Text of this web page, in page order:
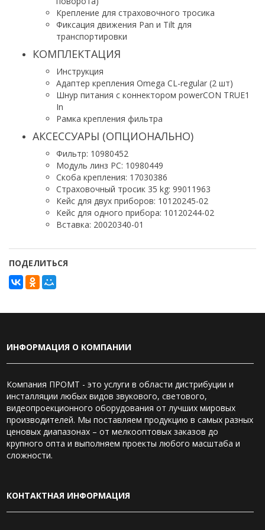
Крепление для страховочного тросика
Фиксация движения Pan и Tilt для
транспортировки
КОМПЛЕКТАЦИЯ
Инструкция
Адаптер крепления Omega CL-regular (2 шт)
Шнур питания с коннектором powerCON TRUE1
In
Рамка крепления фильтра
АКСЕССУАРЫ (ОПЦИОНАЛЬНО)
Фильтр: 10980452
Модуль линз РС: 10980449
Скоба крепления: 17030386
Страховочный тросик 35 kg: 99011963
Кейс для двух приборов: 10120245-02
Кейс для одного прибора: 10120244-02
Вставка: 20020340-01
ПОДЕЛИТЬСЯ
ИНФОРМАЦИЯ О КОМПАНИИ
Компания ПРОМТ - это услуги в области дистрибуции и
инсталляции любых видов звукового, светового,
видеопроекционного оборудования от лучших мировых
производителей. Мы поставляем продукцию в самых разных
ценовых диапазонах – от мелкооптовых заказов до
крупного опта и выполняем проекты любого масштаба и
сложности.
КОНТАКТНАЯ ИНФОРМАЦИЯ